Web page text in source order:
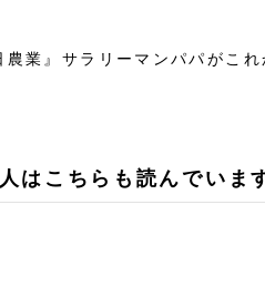
農業』サラリーマンパパがこ
はこちらも読んでいま